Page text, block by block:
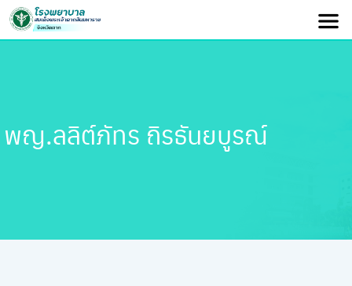
พญ.ลลิต์ภัทร ถิรธันยบูรณ์